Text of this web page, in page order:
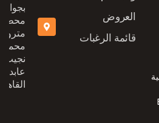
العروض
قائمة الرغبات
بجوار
محطة
مترو
محمد
نجيب،